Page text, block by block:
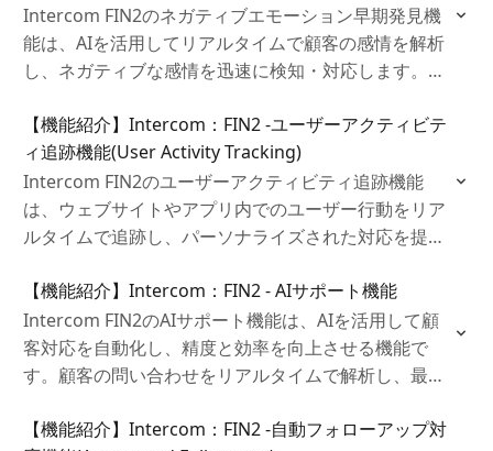
Intercom FIN2のネガティブエモーション早期発見機
能は、AIを活用してリアルタイムで顧客の感情を解析
し、ネガティブな感情を迅速に検知・対応します。こ
発生を未然に防ぎ、顧客満足度と信頼関係を強化しま
す。
【機能紹介】Intercom：FIN2 ‐ユーザーアクティビテ
ィ追跡機能(User Activity Tracking)
Intercom FIN2のユーザーアクティビティ追跡機能
は、ウェブサイトやアプリ内でのユーザー行動をリア
ルタイムで追跡し、パーソナライズされた対応を提
ヤリティ向上を実現します。
【機能紹介】Intercom：FIN2 ‐ AIサポート機能
Intercom FIN2のAIサポート機能は、AIを活用して顧
客対応を自動化し、精度と効率を向上させる機能で
す。顧客の問い合わせをリアルタイムで解析し、最適
ートし、顧客満足度を高めます。
【機能紹介】Intercom：FIN2 ‐自動フォローアップ対